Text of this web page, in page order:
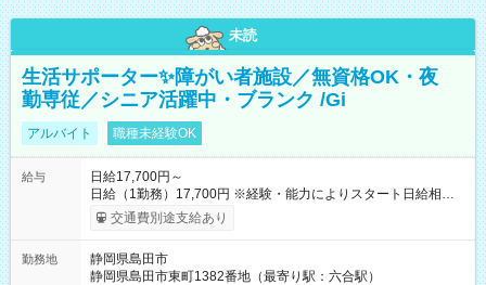
未読
生活サポーター✨障がい者施設／無資格OK・夜
勤専従／シニア活躍中・ブランク /Gi
アルバイト 職種未経験OK
給与
日給17,700円～
日給（1勤務）17,700円 ※経験・能力によりスタート日給相談
可・昇給可 【試用期間】試用期間あり 試用期間の長さ：3ヶ月
雇用形態、給与は本採用時と同じです。
交通費別途支給あり
勤務地
静岡県島田市
静岡県島田市東町1382番地（最寄り駅：六合駅）